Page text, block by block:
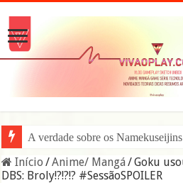
A verdade sobre os Namekuseijins –
Início /Anime/ Mangá/Goku
DBS: Broly!?!?!? #SessãoSPOILER